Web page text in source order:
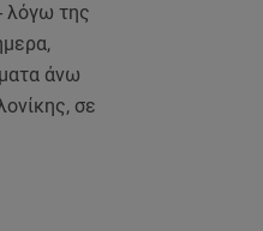
λόγω της
άνω
σε